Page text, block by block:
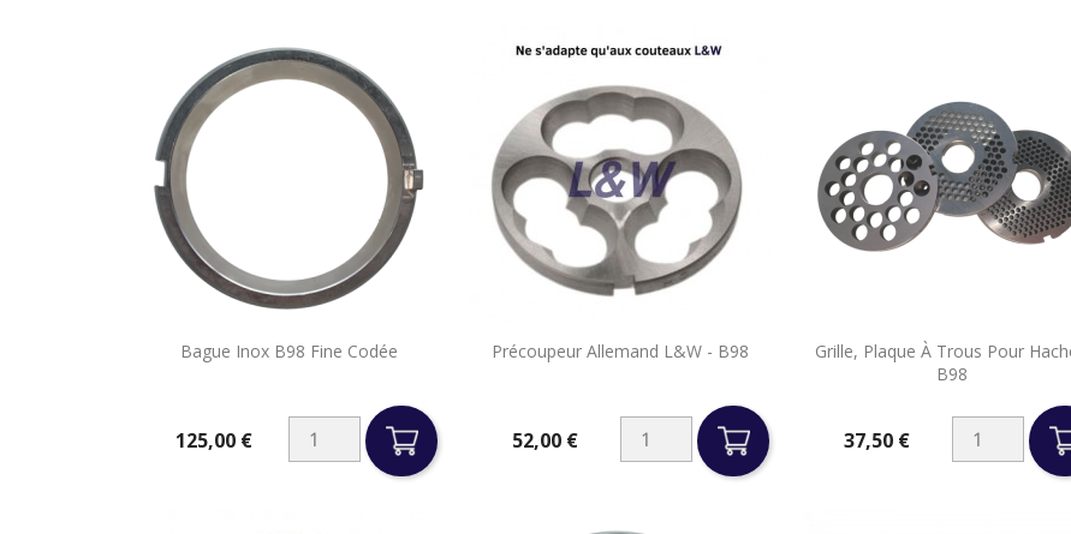
Bague Inox B98 Fine Codée
125,00 €
Aperçu rapide Précoupeur Allemand L&W - B98
52,00 €
Aperçu rapide
Grille, Plaque À Trous Pour
B98
37,50 €
Aperçu rapide